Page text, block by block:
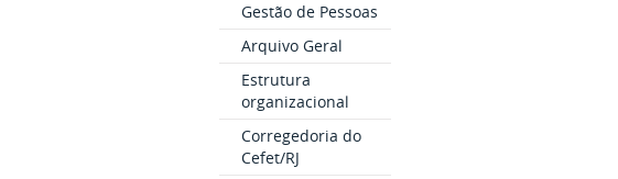
Gestão de Pessoas
Arquivo Geral
Estrutura
organizacional
Corregedoria do
Cefet/RJ